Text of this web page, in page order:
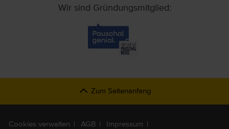
Wir sind Gründungsmitglied:
Zum Seitenanfang
Cookies verwalten AGB Impressum